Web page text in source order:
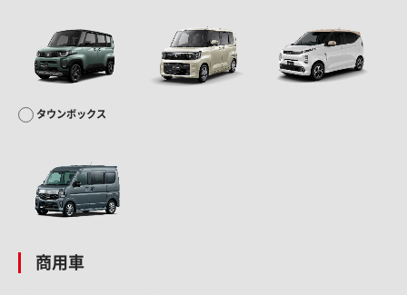
タウンボックス
商用車